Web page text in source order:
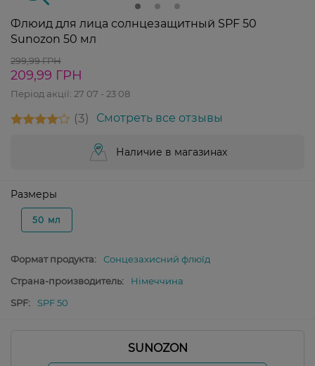
Флюид для лица солнцезащитный SPF 50
Sunozon 50 мл
299,99 ГРН
209,99 ГРН
Період акції: 27 07 - 23 08
3 Смотреть все отзывы
Наличие в магазинах
Размеры
50 мл
Формат продукта:
Сонцезахисний флюїд
Страна-производитель:
Німеччина
SPF:
SPF 50
SUNOZON